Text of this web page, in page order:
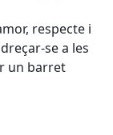
respecte i
se a les
un barret